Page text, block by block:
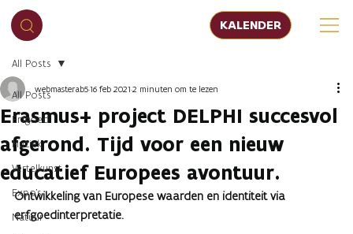
KALENDER
All Posts
Erfgoed
Muziek
Vertelkunst
Expo's
Natuur
All Posts
Erasmus+ project DELPHI succesvol
afgerond. Tijd voor een nieuw
educatief Europees avontuur.
webmasterab516 feb 2021 2 minuten om te lezen
Ontwikkeling van Europese waarden en identiteit via
erfgoedinterpretatie.